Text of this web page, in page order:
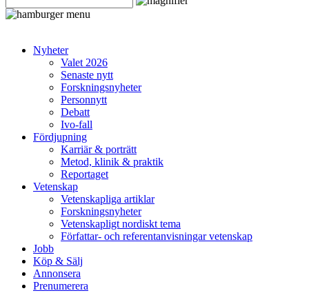
Nyheter
Valet 2026
Senaste nytt
Forskningsnyheter
Personnytt
Debatt
Ivo-fall
Fördjupning
Karriär & porträtt
Metod, klinik & praktik
Reportaget
Vetenskap
Vetenskapliga artiklar
Forskningsnyheter
Vetenskapligt nordiskt tema
Författar- och referentanvisningar vetenskap
Jobb
Köp & Sälj
Annonsera
Prenumerera